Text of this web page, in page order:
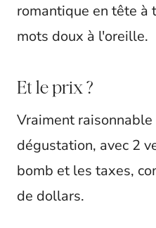
romantique en tête à
mots doux à l'oreille.
Et le prix ?
Vraiment
dégustation, avec 2
bomb et les taxes,
de dollars.